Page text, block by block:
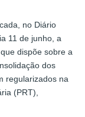
no Diário
11 de junho, a
dispõe sobre a
dos
regularizados na
(PRT),